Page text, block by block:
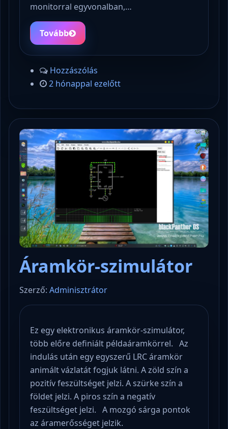
monitorral egyvonalban,…
Tovább
Hozzászólás
2 hónappal ezelőtt
Áramkör-szimulátor
Szerző: Adminisztrátor
Ez egy elektronikus áramkör-szimulátor,
több előre definiált példaáramkörrel. Az
indulás után egy egyszerű LRC áramkör
animált vázlatát fogjuk látni. A zöld szín a
pozitív feszültséget jelzi. A szürke szín a
földet jelzi. A piros szín a negatív
feszültséget jelzi. A mozgó sárga pontok
az áramerősséget jelzik.